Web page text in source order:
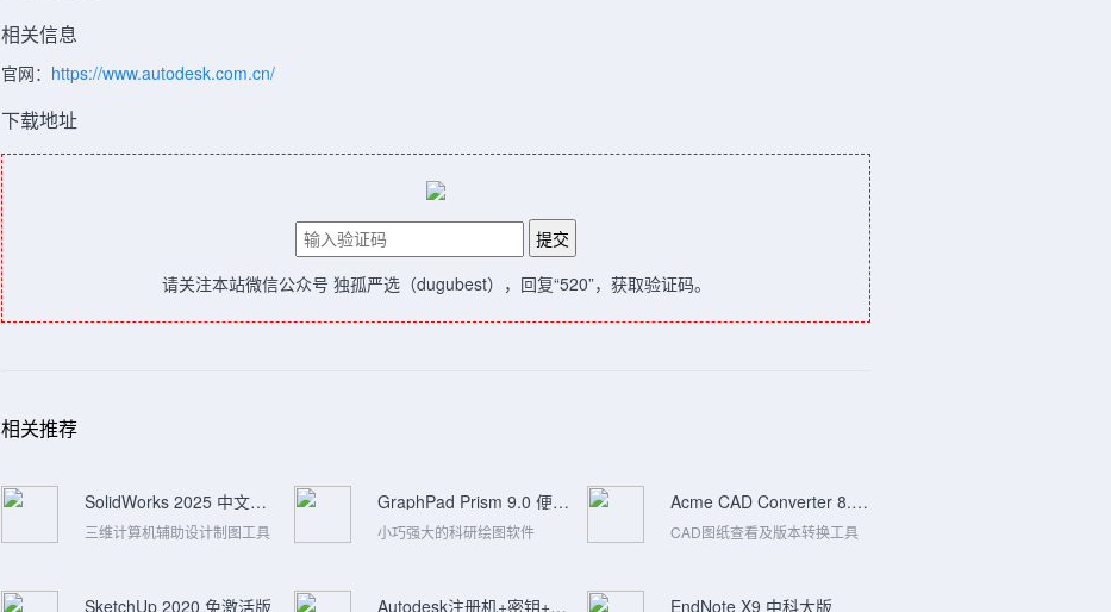
相关信息
官网： https://www.autodesk.com.cn/
下载地址
请关注本站微信公众号 独孤严选（dugubest），回复“520”，获取验证码。
相关推荐
SolidWorks 2025 中文特别版
三维计算机辅助设计制图工具
GraphPad Prism 9.0 便携版
小巧强大的科研绘图软件
Acme CAD Converter 8.9.8.1512 汉化版
CAD图纸查看及版本转换工具
SketchUp 2020 免激活版 Autodesk注册机+密钥+教程(Win/Mac) EndNote X9 中科大版